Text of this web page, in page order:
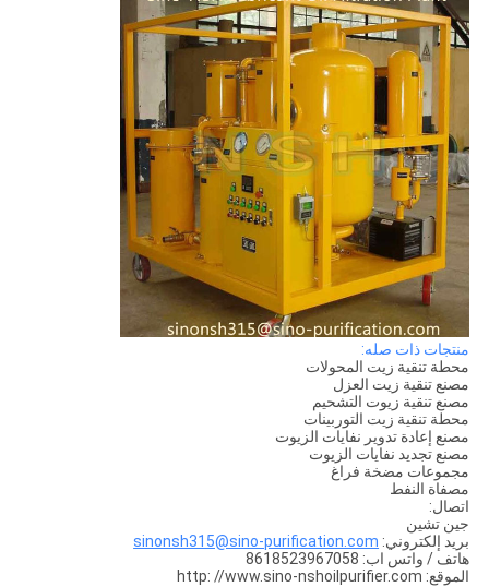
منتجات ذات صله:
محطة تنقية زيت المحولات
مصنع تنقية زيت العزل
مصنع تنقية زيوت التشحيم
محطة تنقية زيت التوربينات
مصنع إعادة تدوير نفايات الزيوت
مصنع تجديد نفايات الزيوت
مجموعات مضخة فراغ
مصفاة النفط
اتصال:
جين تشين
بريد إلكتروني: sinonsh315@sino-purification.com
هاتف / واتس اب: 8618523967058
الموقع: http: //www.sino-nshoilpurifier.com